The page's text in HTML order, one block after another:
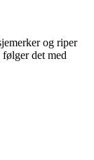
og riper
det med